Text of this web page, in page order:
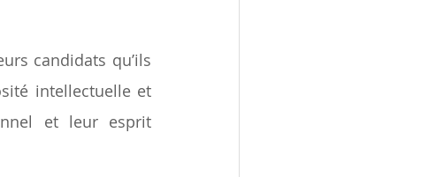
candidats qu’ils
intellectuelle et
et leur esprit